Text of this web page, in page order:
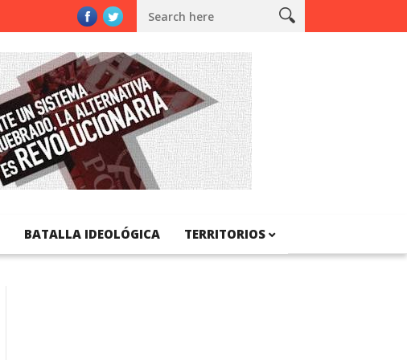
BATALLA IDEOLÓGICA TERRITORIOS